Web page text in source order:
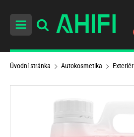
Úvodní stránka Autokosmetika Exteriér